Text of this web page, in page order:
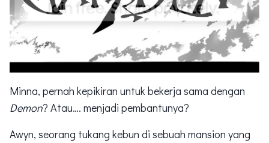
Minna, pernah kepikiran untuk bekerja sama dengan
Demon? Atau…. menjadi pembantunya?
Awyn, seorang tukang kebun di sebuah mansion yang